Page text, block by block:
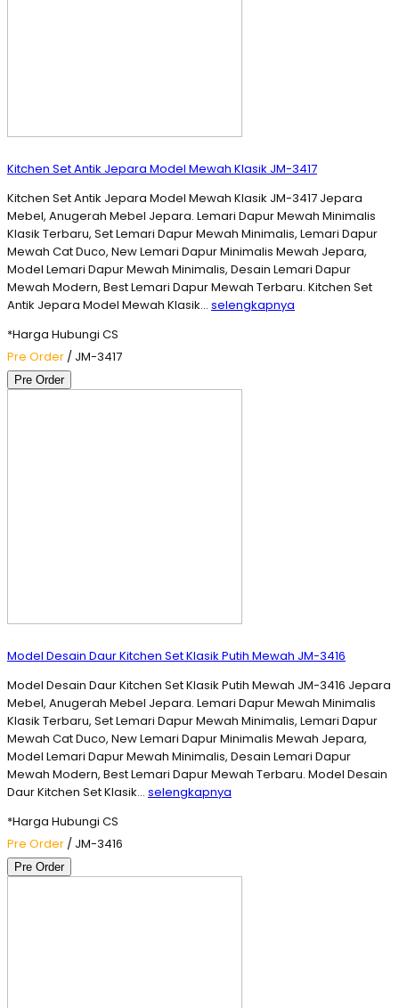
Kitchen Set Antik Jepara Model Mewah Klasik JM-3417
Kitchen Set Antik Jepara Model Mewah Klasik JM-3417 Jepara
Mebel, Anugerah Mebel Jepara. Lemari Dapur Mewah Minimalis
Klasik Terbaru, Set Lemari Dapur Mewah Minimalis, Lemari Dapur
Mewah Cat Duco, New Lemari Dapur Minimalis Mewah Jepara,
Model Lemari Dapur Mewah Minimalis, Desain Lemari Dapur
Mewah Modern, Best Lemari Dapur Mewah Terbaru. Kitchen Set
Antik Jepara Model Mewah Klasik… selengkapnya
*Harga Hubungi CS
Pre Order / JM-3417
Pre Order
Model Desain Daur Kitchen Set Klasik Putih Mewah JM-3416
Model Desain Daur Kitchen Set Klasik Putih Mewah JM-3416 Jepara
Mebel, Anugerah Mebel Jepara. Lemari Dapur Mewah Minimalis
Klasik Terbaru, Set Lemari Dapur Mewah Minimalis, Lemari Dapur
Mewah Cat Duco, New Lemari Dapur Minimalis Mewah Jepara,
Model Lemari Dapur Mewah Minimalis, Desain Lemari Dapur
Mewah Modern, Best Lemari Dapur Mewah Terbaru. Model Desain
Daur Kitchen Set Klasik… selengkapnya
*Harga Hubungi CS
Pre Order / JM-3416
Pre Order